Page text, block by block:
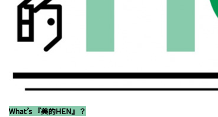
What’s 『美的HEN』？